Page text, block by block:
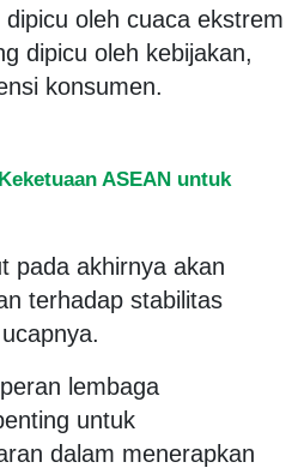
oleh cuaca ekstrem
dipicu oleh kebijakan,
konsumen.
ASEAN untuk
pada akhirnya akan
terhadap stabilitas
lembaga
untuk
dalam menerapkan